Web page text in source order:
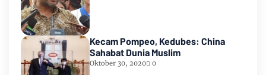
Kecam Pompeo, Kedubes: China
Sahabat Dunia Muslim
Oktober 30, 2020 0